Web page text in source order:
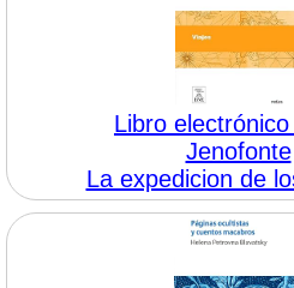
Libro
Jenofonte
La expedicion de